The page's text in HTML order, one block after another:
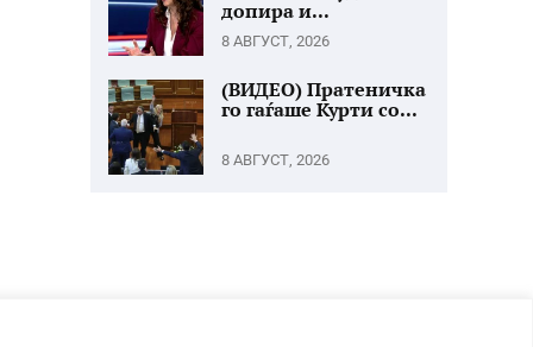
допира и...
8 АВГУСТ, 2026
(ВИДЕО) Пратеничка
го гаѓаше Курти со...
8 АВГУСТ, 2026